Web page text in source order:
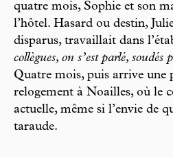
quatre mois, Sophie et son
l’hôtel. Hasard ou destin,
disparus, travaillait dans
collègues, on s’est parlé, soudés
Quatre mois, puis arrive une
relogement à Noailles, où le
actuelle, même si l’envie de
taraude.